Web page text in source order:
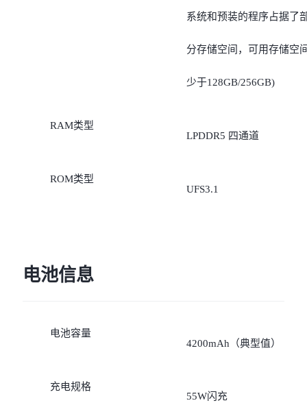
系统和预装的程序占据了
分存储空间，可用存储空
少于128GB/256GB)
RAM类型
LPDDR5 四通道
ROM类型
UFS3.1
电池信息
电池容量
4200mAh（典型值）
充电规格
55W闪充